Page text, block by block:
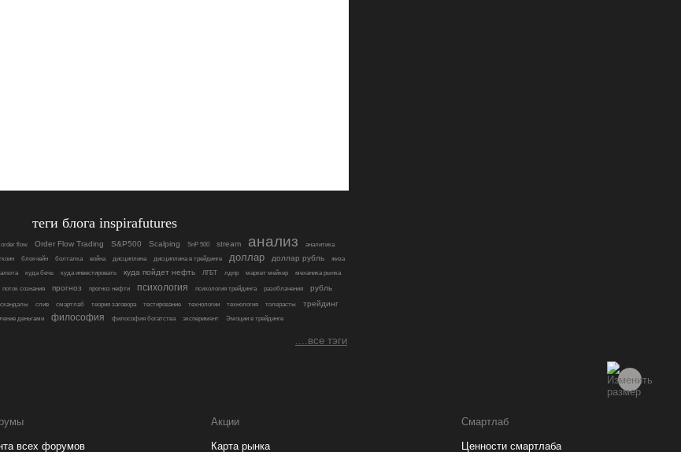
теги блога inspirafutures
order flow Order Flow Trading S&P500 Scalping SnP 500 stream анализ
аналитика
блокчейн болталка война дисциплина дисциплина в трейдинге доллар доллар рубль
жиза
куда бечь куда инвестировать куда пойдет нефть ЛГБТ лдпр маркет мейкер механика рынка
поток сознания прогноз прогноз нефти психология психология трейдинга разоблачения рубль
скандалы слив смартлаб теория заговора тестирование технологии технология толерасты трейдинг
деньгами философия философия богатства эксперимент Эмоции в трейдинге
....все тэги
всех форумов
Акции
Карта рынка
Смартлаб
Ценности смартлаба